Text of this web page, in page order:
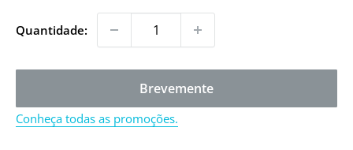
venda
Quantidade:
Brevemente
Conheça todas as promoções.